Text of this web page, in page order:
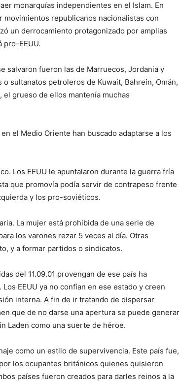
monarquías independientes en el Islam. En
movimientos republicanos nacionalistas con
un derrocamiento protagonizado por amplias
pro-EEUU.
salvaron fueron las de Marruecos, Jordania y
sultanatos petroleros de Kuwait, Bahrein, Omán,
el grueso de ellos mantenía muchas
el Medio Oriente han buscado adaptarse a los
Los EEUU le apuntalaron durante la guerra fría
que promovía podía servir de contrapeso frente
y los pro-soviéticos.
La mujer está prohibida de una serie de
los varones rezar 5 veces al día. Otras
y a formar partidos o sindicatos.
del 11.09.01 provengan de ese país ha
EEUU ya no confían en ese estado y creen
interna. A fin de ir tratando de dispersar
que de no darse una apertura se puede generar
Laden como una suerte de héroe.
como un estilo de supervivencia. Este país fue,
los ocupantes británicos quienes quisieron
países fueron creados para darles reinos a la